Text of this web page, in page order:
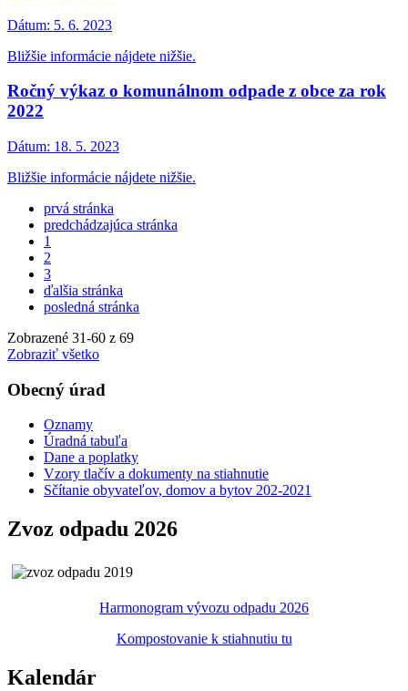
Dátum: 5. 6. 2023
Bližšie informácie nájdete nižšie.
Ročný výkaz o komunálnom odpade z obce za rok
2022
Dátum: 18. 5. 2023
Bližšie informácie nájdete nižšie.
prvá stránka
predchádzajúca stránka
1
2
3
ďalšia stránka
posledná stránka
Zobrazené 31-60 z 69
Zobraziť všetko
Obecný úrad
Oznamy
Úradná tabuľa
Dane a poplatky
Vzory tlačív a dokumenty na stiahnutie
Sčítanie obyvateľov, domov a bytov 202-2021
Zvoz odpadu 2026
Harmonogram vývozu odpadu 2026
Kompostovanie k stiahnutiu tu
Kalendár